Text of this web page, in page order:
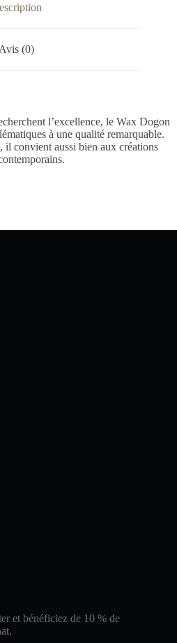
Avis (0)
l’excellence, le Wax Dogon
à une qualité remarquable.
il convient aussi bien aux créations
et bénéficiez de 10 % de